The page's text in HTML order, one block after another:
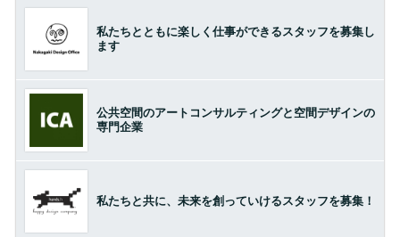
私たちとともに楽しく仕事ができるスタッフを募集し
ます
公共空間のアートコンサルティングと空間デザインの
専門企業
私たちと共に、未来を創っていけるスタッフを募集！